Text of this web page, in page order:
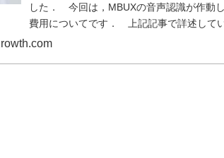
した． 今回は，MBUXの音声認識が作動
費用についてです． 上記記事で詳述して